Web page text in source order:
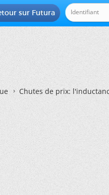
sur Futura
Chutes de prix: